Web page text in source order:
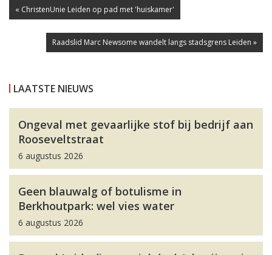
« ChristenUnie Leiden op pad met 'huiskamer'
Raadslid Marc Newsome wandelt langs stadsgrens Leiden »
LAATSTE NIEUWS
Ongeval met gevaarlijke stof bij bedrijf aan
Rooseveltstraat
6 augustus 2026
Geen blauwalg of botulisme in
Berkhoutpark: wel vies water
6 augustus 2026